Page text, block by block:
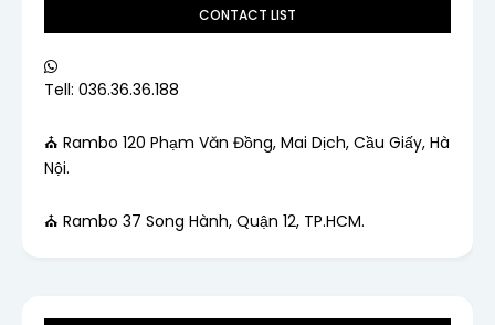
CONTACT LIST
Tell: 036.36.36.188
⛪ Rambo 120 Phạm Văn Đồng, Mai Dịch, Cầu Giấy, Hà
Nội.
⛪ Rambo 37 Song Hành, Quận 12, TP.HCM.